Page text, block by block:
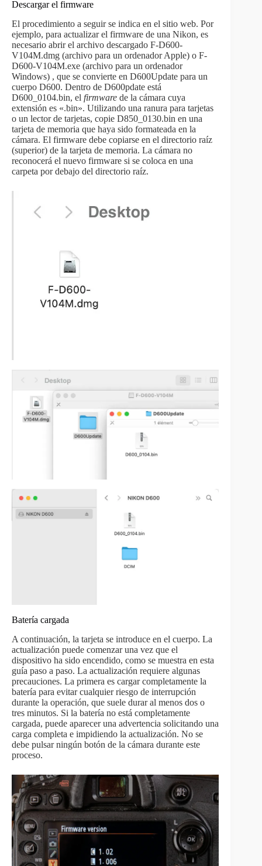
Descargar el firmware
El procedimiento a seguir se indica en el sitio web. Por
ejemplo, para actualizar el firmware de una Nikon, es
necesario abrir el archivo descargado F-D600-
V104M.dmg (archivo para un ordenador Apple) o F-
D600-V104M.exe (archivo para un ordenador
Windows) , que se convierte en D600Update para un
cuerpo D600. Dentro de D600pdate está
D600_0104.bin, el firmware de la cámara cuya
extensión es «.bin». Utilizando una ranura para tarjetas
o un lector de tarjetas, copie D850_0130.bin en una
tarjeta de memoria que haya sido formateada en la
cámara. El firmware debe copiarse en el directorio raíz
(superior) de la tarjeta de memoria. La cámara no
reconocerá el nuevo firmware si se coloca en una
carpeta por debajo del directorio raíz.
Batería cargada
A continuación, la tarjeta se introduce en el cuerpo. La
actualización puede comenzar una vez que el
dispositivo ha sido encendido, como se muestra en esta
guía paso a paso. La actualización requiere algunas
precauciones. La primera es cargar completamente la
batería para evitar cualquier riesgo de interrupción
durante la operación, que suele durar al menos dos o
tres minutos. Si la batería no está completamente
cargada, puede aparecer una advertencia solicitando una
carga completa e impidiendo la actualización. No se
debe pulsar ningún botón de la cámara durante este
proceso.